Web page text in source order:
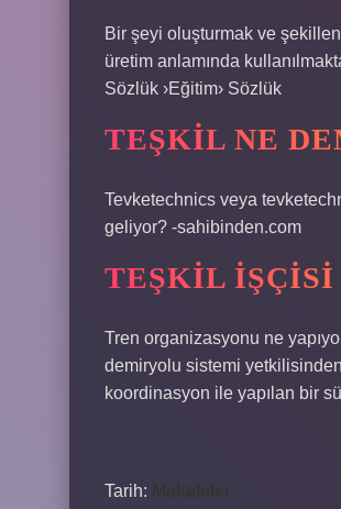
Bir şeyi oluşturmak ve
üretim anlamında
Sözlük ›Eğitim› Sözlük
TEŞKIL NE
Tevketechnics veya
geliyor? -sahibinden.com
TEŞKIL IŞÇISI
Tren organizasyonu ne
demiryolu sistemi
koordinasyon ile yapılan bir
Tarih: Makaleler